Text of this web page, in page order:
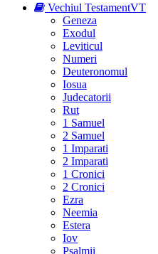
Vechiul TestamentVT
Geneza
Exodul
Leviticul
Numeri
Deuteronomul
Iosua
Judecatorii
Rut
1 Samuel
2 Samuel
1 Imparati
2 Imparati
1 Cronici
2 Cronici
Ezra
Neemia
Estera
Iov
Psalmii